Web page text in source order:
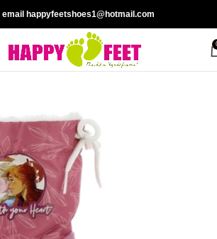
| email happyfeetshoes1@hotmail.com